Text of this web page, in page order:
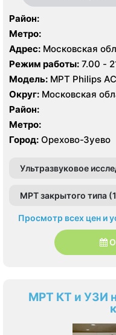
Район:
Метро:
Адрес: Московская
Володарского, 14
Режим работы: 7.00 -
Модель: МРТ Philips
64 среза, УЗИ
Округ: Московская
Район:
Метро:
Город: Орехово-Зуево
Ультразвуковое
МРТ закрытого типа
Просмотр всех цен и
МРТ КТ и УЗИ